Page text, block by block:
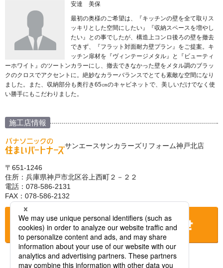
安達 美保
最初の奥様のご希望は、『キッチンの壁を全て取りス
ッキリとした空間にしたい』『収納スペースを増やし
たい』との事でしたが、構造上コンロ後ろの壁を撤去
できず、『フラット対面耐力壁プラン』をご提案。キ
ッチン扉材を『ヴィンテージメタル』と『ビューティ
ーホワイト』のツートンカラーにし、撤去できなかった壁をメタル調のブラッ
クのクロスでアクセントに。絶妙なカラーバランスでとても素敵な空間になり
ました。また、収納部分も奥行き65㎝のキャビネットで、美しいだけでなく使
い勝手にもこだわりました。
施工店情報
サンエースサンカラーズリフォーム神戸北店
〒651-1246
住所：兵庫県神戸市北区谷上西町２－２２
電話：078-586-2131
FAX：078-586-2132
お店に電話をする